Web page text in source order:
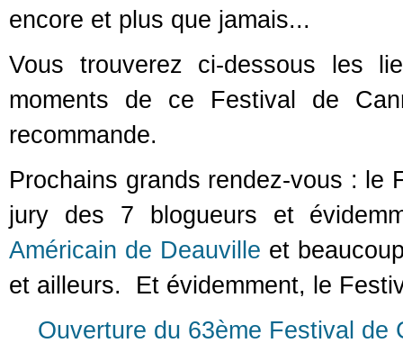
encore et plus que jamais...
Vous trouverez ci-dessous les
moments de ce Festival de
recommande.
Prochains grands rendez-vous : le
jury des 7 blogueurs et
Américain de Deauville et
et ailleurs. Et évidemment, le
Ouverture du 63ème Festival de